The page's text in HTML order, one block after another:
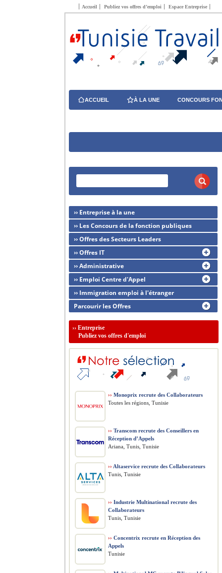
Accueil Publiez vos offres d’emploi Espace Entreprise
ACCUEIL À LA UNE CONCOURS
›› Entreprise à la une
›› Les Concours de la fonction publiques
›› Offres des Secteurs Leaders
›› Offres IT
›› Administrative
›› Emploi Centre d'Appel
›› Immigration emploi à l'étranger
Parcourir les Offres
›› Entreprise
Publiez vos offres d'emploi
›› Monoprix recrute des Collaborateurs
Toutes les régions, Tunisie
›› Transcom recrute des Conseillers en
Réception d’Appels
Ariana, Tunis, Tunisie
›› Altaservice recrute des Collaborateurs
Tunis, Tunisie
›› Industrie Multinational recrute des
Collaborateurs
Tunis, Tunisie
›› Concentrix recrute en Réception des
Appels
Tunisie